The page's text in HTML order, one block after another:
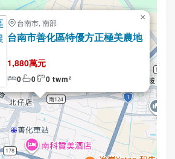
Selling
台南市, 南部
台南市善化區特優方正極美農地
1,880萬元
0 0 0 twm²
×